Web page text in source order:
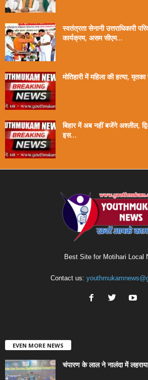
स्वतंत्रता सेनानी उत्तराधिकारी
कार्यक्रम, असम सीएम...
मोतिहारी में महिला की हत्या,
बिहार में अब नहीं बजेंगे अश्लील,
इस...
Best Site for Motihari Local
Contact us:
EVEN MORE NEWS
चंपारण के लाल ने नालंदा में